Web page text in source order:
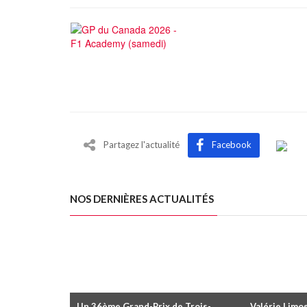
Partagez l'actualité Facebook
NOS DERNIÈRES ACTUALITÉS